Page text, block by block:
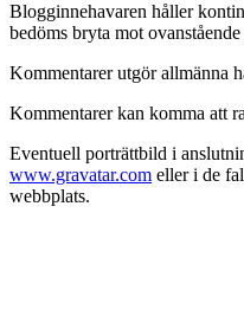
Blogginnehavaren håller
bedöms bryta mot
Kommentarer utgör allmänna
Kommentarer kan komma att
Eventuell porträttbild i
www.gravatar.com eller i de
webbplats.